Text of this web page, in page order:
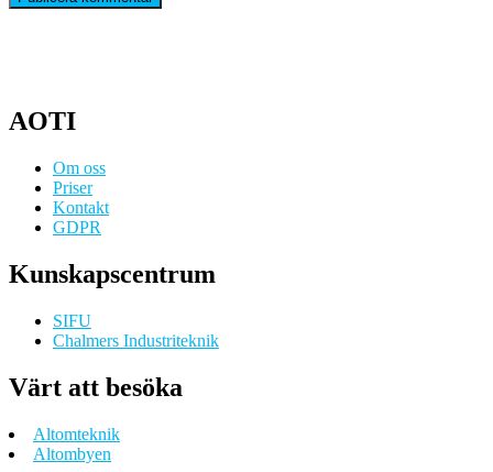
AOTI
Om oss
Priser
Kontakt
GDPR
Kunskapscentrum
SIFU
Chalmers Industriteknik
Värt att besöka
Altomteknik
Altombyen